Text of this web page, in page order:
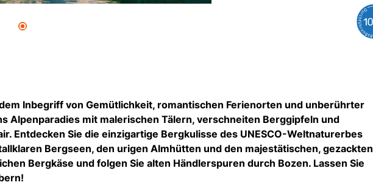
Inbegriff von Gemütlichkeit, romantischen Ferienorten und unberührter
Alpenparadies mit malerischen Tälern, verschneiten Berggipfeln und
Entdecken Sie die einzigartige Bergkulisse des UNESCO-Weltnaturerbes
Bergseen, den urigen Almhütten und den majestätischen, gezackten
Bergkäse und folgen Sie alten Händlerspuren durch Bozen. Lassen Sie